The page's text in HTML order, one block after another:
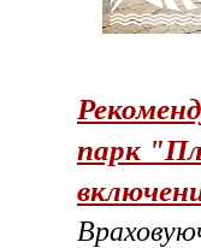
парк